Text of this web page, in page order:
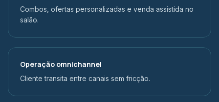
Combos, ofertas personalizadas e venda assistida no
salão.
Operação omnichannel
Cliente transita entre canais sem fricção.